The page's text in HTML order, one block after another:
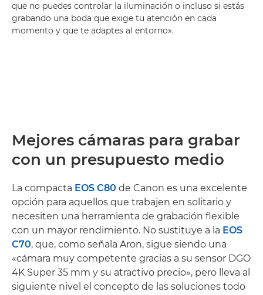
que no puedes controlar la iluminación o incluso si estás
grabando una boda que exige tu atención en cada
momento y que te adaptes al entorno».
Mejores cámaras para grabar
con un presupuesto medio
La compacta EOS C80 de Canon es una excelente
opción para aquellos que trabajen en solitario y
necesiten una herramienta de grabación flexible
con un mayor rendimiento. No sustituye a la EOS
C70, que, como señala Aron, sigue siendo una
«cámara muy competente gracias a su sensor DGO
4K Super 35 mm y su atractivo precio», pero lleva al
siguiente nivel el concepto de las soluciones todo